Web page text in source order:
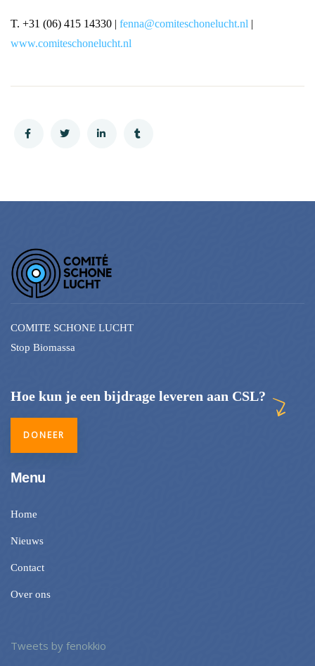
T. +31 (06) 415 14330 | fenna@comiteschonelucht.nl |
www.comiteschonelucht.nl
COMITE SCHONE LUCHT
Stop Biomassa
Hoe kun je een bijdrage leveren aan CSL?
DONEER
Menu
Home
Nieuws
Contact
Over ons
Tweets by fenokkio